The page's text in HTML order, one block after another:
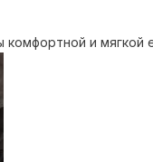
и мягкой